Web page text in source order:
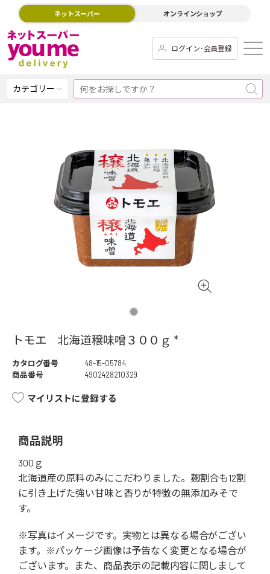
ネットスーパー オンラインショップ
ログイン･会員登録
カテゴリー
トモエ 北海道穣味噌３００ｇ *
カタログ番号
48-15-05784
商品番号
4902428210329
マイリストに登録する
商品説明
300ｇ
北海道産の原料のみにこだわりました。麹割合も12割
に引き上げた強い甘味と香りが特徴の無添加みそで
す。
※写真はイメージです。実物とは異なる場合がござい
ます。※パッケージ画像は予告なく変更となる場合が
ございます。また、商品表示の記載内容に関しまして